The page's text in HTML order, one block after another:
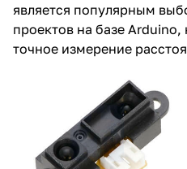
является популярным
проектов на базе
точное измерение